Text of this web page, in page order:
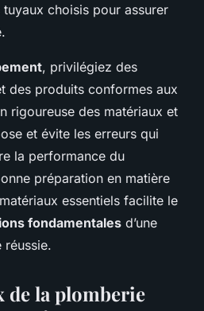
choisis pour assurer
, privilégiez des
des produits conformes aux
rigoureuse des matériaux et
et évite les erreurs qui
la performance du
préparation en matière
essentiels facilite le
fondamentales d’une
réussie.
de la plomberie